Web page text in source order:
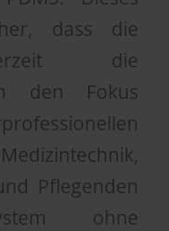
dass die
die
den Fokus
Pflegenden
ohne